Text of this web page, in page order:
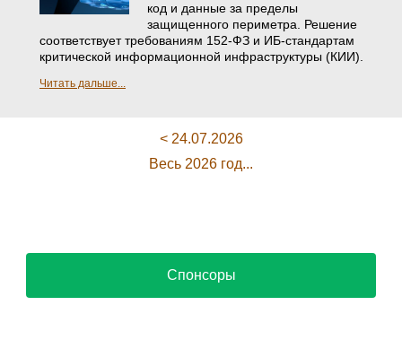
код и данные за пределы
защищенного периметра. Решение
соответствует требованиям 152-ФЗ и ИБ-стандартам
критической информационной инфраструктуры (КИИ).
Читать дальше...
< 24.07.2026
Весь 2026 год...
Спонсоры